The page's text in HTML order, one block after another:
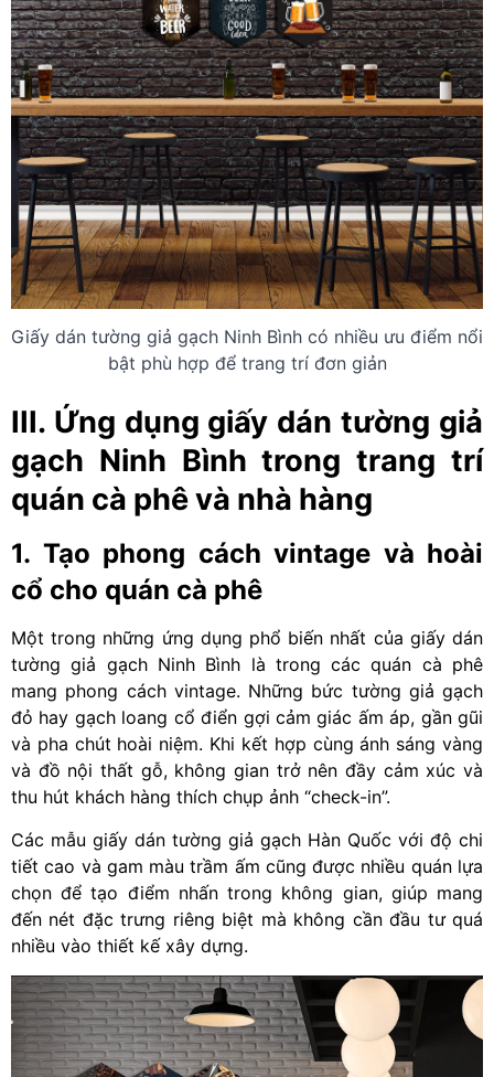
Giấy dán tường giả gạch Ninh Bình có nhiều ưu điểm nổi
bật phù hợp để trang trí đơn giản
III. Ứng dụng giấy dán tường giả
gạch Ninh Bình trong trang trí
quán cà phê và nhà hàng
1. Tạo phong cách vintage và hoài
cổ cho quán cà phê
Một trong những ứng dụng phổ biến nhất của giấy dán
tường giả gạch Ninh Bình là trong các quán cà phê
mang phong cách vintage. Những bức tường giả gạch
đỏ hay gạch loang cổ điển gợi cảm giác ấm áp, gần gũi
và pha chút hoài niệm. Khi kết hợp cùng ánh sáng vàng
và đồ nội thất gỗ, không gian trở nên đầy cảm xúc và
thu hút khách hàng thích chụp ảnh “check-in”.
Các mẫu giấy dán tường giả gạch Hàn Quốc với độ chi
tiết cao và gam màu trầm ấm cũng được nhiều quán lựa
chọn để tạo điểm nhấn trong không gian, giúp mang
đến nét đặc trưng riêng biệt mà không cần đầu tư quá
nhiều vào thiết kế xây dựng.